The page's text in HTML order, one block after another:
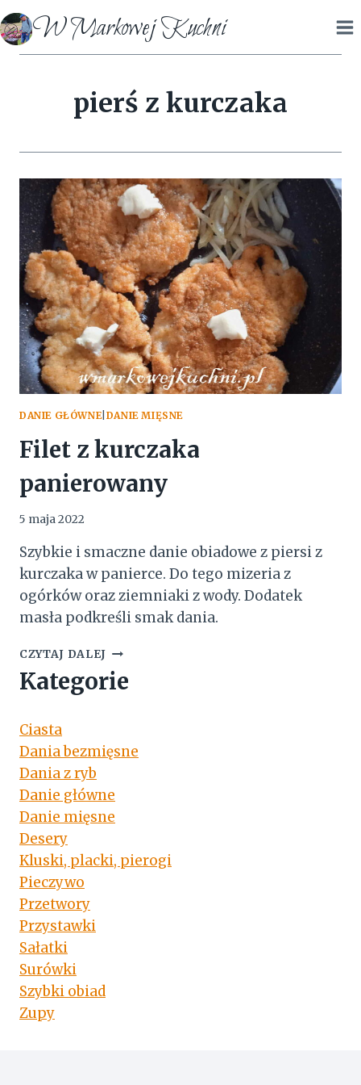
Przejdź
do
treści
W Markowej Kuchni
pierś z kurczaka
DANIE GŁÓWNE| DANIE MIĘSNE
Filet z kurczaka
panierowany
5 maja 2022
Szybkie i smaczne danie obiadowe z piersi z
kurczaka w panierce. Do tego mizeria z
ogórków oraz ziemniaki z wody. Dodatek
masła podkreśli smak dania.
CZYTAJ DALEJ FILET
KURCZAKA
Kategorie
Ciasta
Dania bezmięsne
Dania z ryb
Danie główne
Danie mięsne
Desery
Kluski, placki, pierogi
Pieczywo
Przetwory
Przystawki
Sałatki
Surówki
Szybki obiad
Zupy